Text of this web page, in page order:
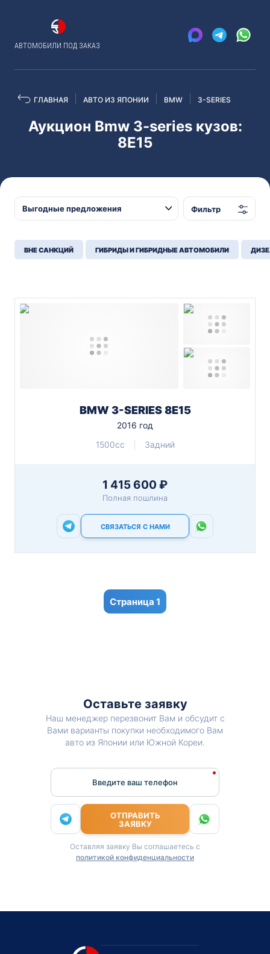
АВТОМОБИЛИ ПОД ЗАКАЗ
ГЛАВНАЯ АВТО ИЗ ЯПОНИИ BMW 3-SERIES
Аукцион Bmw 3-series кузов:
8E15
Фильтр
ВНЕ САНКЦИЙ ГИБРИДЫ И ГИБРИДНЫЕ АВТОМОБИЛИ
BMW 3-SERIES 8E15
2016 год
1500cc
Задний
1 415 600 ₽
Полная пошлина
СВЯЗАТЬСЯ С НАМИ
1
Оставьте заявку
Наш менеджер перезвонит Вам и обсудит с
Вами варианты покупки необходимого Вам
авто из Японии или Южной Кореи.
Введите ваш телефон
ОТПРАВИТЬ
ЗАЯВКУ
Оставляя заявку Вы соглашаетесь с
политикой конфиденциальности